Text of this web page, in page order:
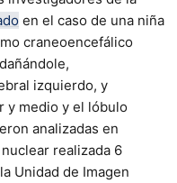
en el caso de una niña
craneoencefálico
izquierdo, y
y medio y el lóbulo
analizadas en
realizada 6
Unidad de Imagen